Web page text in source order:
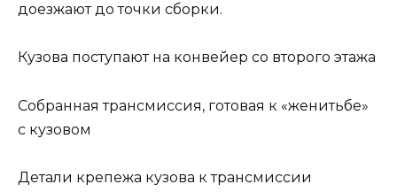
доезжают до точки сборки.
Кузова поступают на конвейер со второго этажа
Собранная трансмиссия, готовая к «женитьбе»
с кузовом
Детали крепежа кузова к трансмиссии